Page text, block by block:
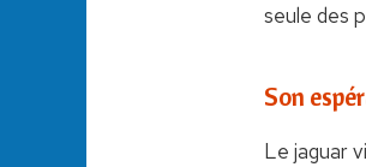
seule des
Son
Le jaguar